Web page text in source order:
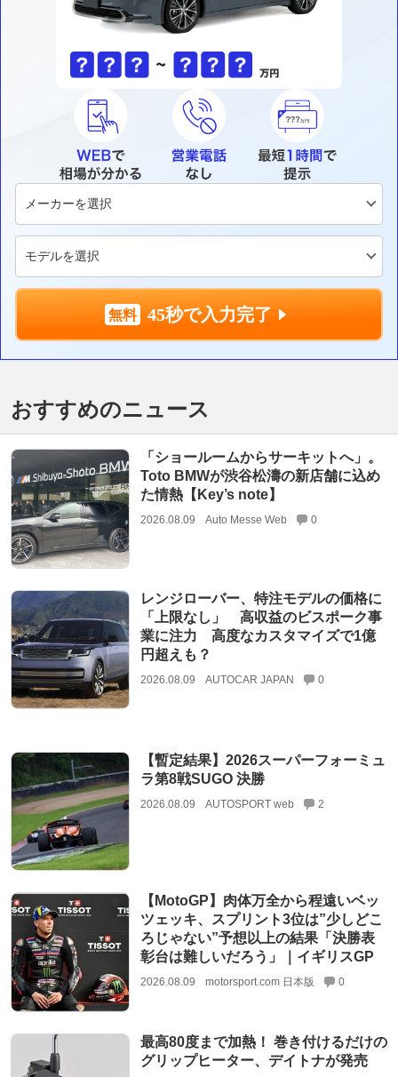
45秒で入力完了
おすすめのニュース
「ショールームからサーキットへ」。
Toto BMWが渋谷松濤の新店舗に込め
た情熱【Key’s note】
2026.08.09 Auto Messe Web 0
レンジローバー、特注モデルの価格に
「上限なし」 高収益のビスポーク事
業に注力 高度なカスタマイズで1億
円超えも？
2026.08.09 AUTOCAR JAPAN 0
【暫定結果】2026スーパーフォーミュ
ラ第8戦SUGO 決勝
2026.08.09 AUTOSPORT web 2
【MotoGP】肉体万全から程遠いベッ
ツェッキ、スプリント3位は”少しどこ
ろじゃない”予想以上の結果「決勝表
彰台は難しいだろう」｜イギリスGP
2026.08.09 motorsport.com 日本版 0
最高80度まで加熱！ 巻き付けるだけの
グリップヒーター、デイトナが発売